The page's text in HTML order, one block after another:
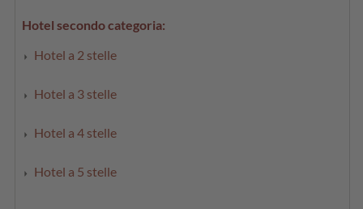
Hotel secondo categoria:
Hotel a 2 stelle
Hotel a 3 stelle
Hotel a 4 stelle
Hotel a 5 stelle